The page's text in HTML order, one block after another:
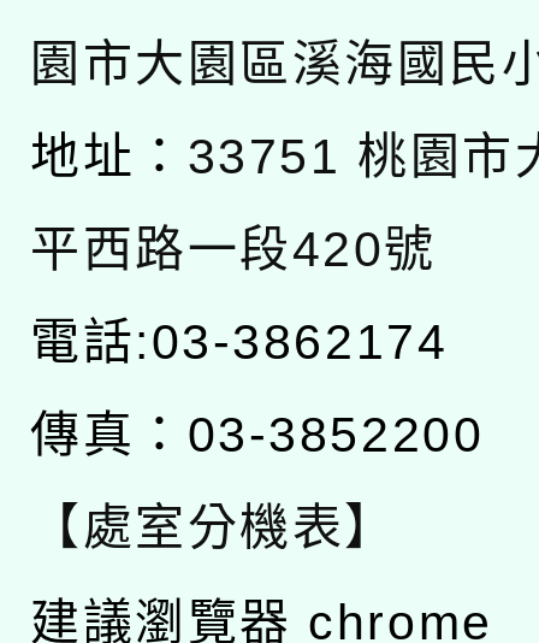
園市大園區溪海國民
地址： 33751 桃園市
平西路一段420號
電話:03-3862174
傳真：03-3852200
【處室分機表】
建議瀏覽器 chrome